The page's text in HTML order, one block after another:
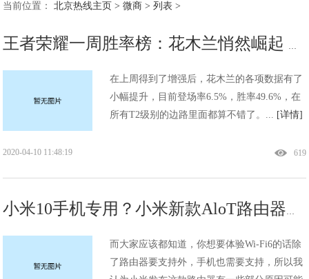
当前位置： 北京热线主页 >微商 > 列表 >
王者荣耀一周胜率榜：花木兰悄然崛起 后羿成最大赢家
在上周得到了增强后，花木兰的各项数据有了
小幅提升，目前登场率6.5%，胜率49.6%，在
所有T2级别的边路里面都算不错了。... [详情]
619
2020-04-10 11:48:19
小米10手机专用？小米新款AloT路由器：AX3600开箱体验
而大家应该都知道，你想要体验Wi-Fi6的话除
了路由器要支持外，手机也需要支持，所以我